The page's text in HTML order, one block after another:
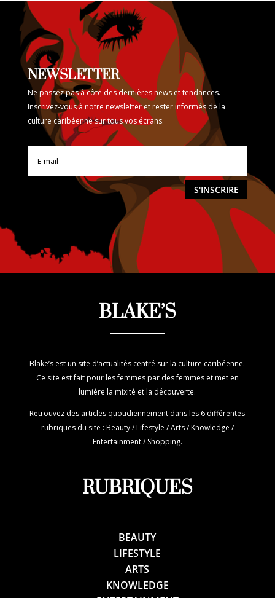
NEWSLETTER
Ne passez pas à côte des dernières news et tendances.
Inscrivez-vous à notre newsletter et rester informés de la
culture caribéenne sur tous vos écrans.
S'INSCRIRE
BLAKE’S
Blake’s est un site d’actualités centré sur la culture caribéenne.
Ce site est fait pour les femmes par des femmes et met en
lumière la mixité et la découverte.
Retrouvez des articles quotidiennement dans les 6 différentes
rubriques du site : Beauty / Lifestyle / Arts / Knowledge /
Entertainment / Shopping.
RUBRIQUES
BEAUTY
LIFESTYLE
ARTS
KNOWLEDGE